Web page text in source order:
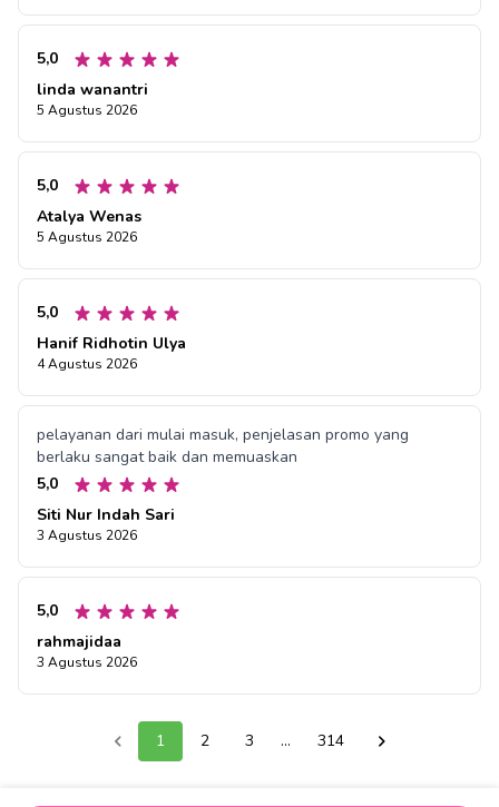
5,0
linda wanantri
5 Agustus 2026
5,0
Atalya Wenas
5 Agustus 2026
5,0
Hanif Ridhotin Ulya
4 Agustus 2026
pelayanan dari mulai masuk, penjelasan promo yang
berlaku sangat baik dan memuaskan
5,0
Siti Nur Indah Sari
3 Agustus 2026
5,0
rahmajidaa
3 Agustus 2026
1 2 3 ... 314